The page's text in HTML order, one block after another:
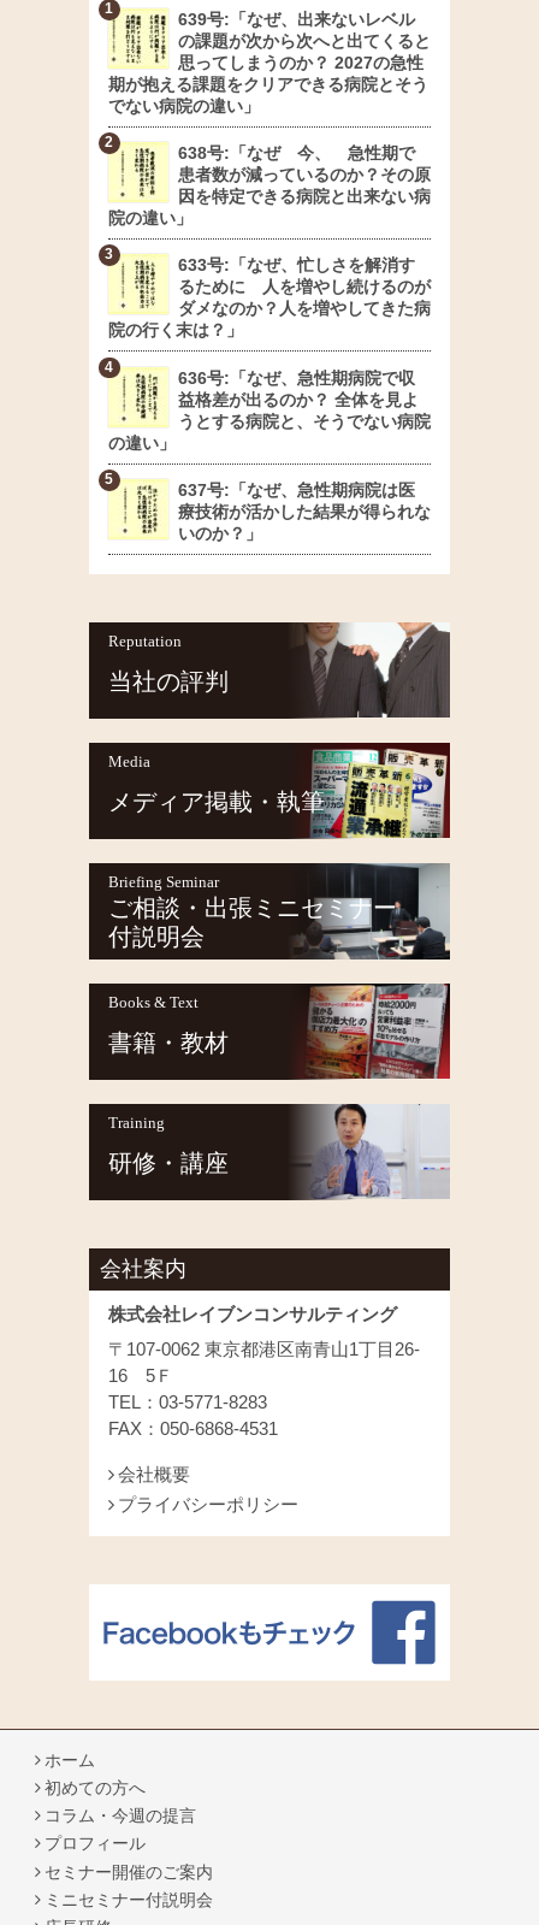
639号:「なぜ、出来ないレベル
の課題が次から次へと出てくると
思ってしまうのか？ 2027の急性
期が抱える課題をクリアできる病院とそう
でない病院の違い」
638号:「なぜ 今、 急性期で
患者数が減っているのか？その原
因を特定できる病院と出来ない病
院の違い」
633号:「なぜ、忙しさを解消す
るために 人を増やし続けるのが
ダメなのか？人を増やしてきた病
院の行く末は？」
636号:「なぜ、急性期病院で収
益格差が出るのか？ 全体を見よ
うとする病院と、そうでない病院
の違い」
637号:「なぜ、急性期病院は医
療技術が活かした結果が得られな
いのか？」
Reputation
当社の評判
Media
メディア掲載・執筆
Briefing Seminar
ご相談・出張ミニセミナー
付説明会
Books & Text
書籍・教材
Training
研修・講座
会社案内
株式会社レイブンコンサルティング
〒107-0062 東京都港区南青山1丁目26-
16 5Ｆ
TEL：03-5771-8283
FAX：050-6868-4531
会社概要
プライバシーポリシー
ホーム
初めての方へ
コラム・今週の提言
プロフィール
セミナー開催のご案内
ミニセミナー付説明会